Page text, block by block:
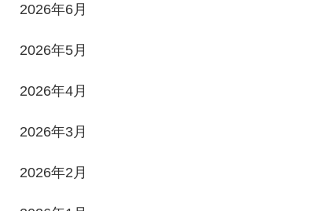
2026年6月
2026年5月
2026年4月
2026年3月
2026年2月